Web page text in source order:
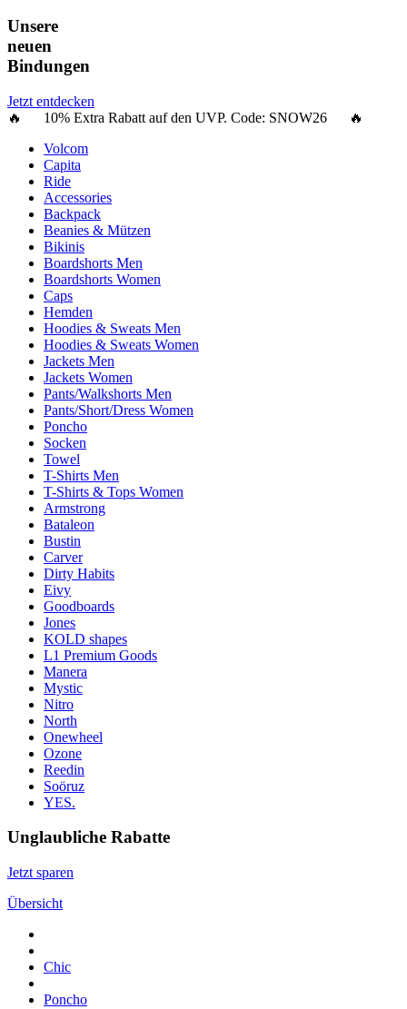
Unsere
neuen
Bindungen
Jetzt entdecken
🔥 10% Extra Rabatt auf den UVP. Code: SNOW26 🔥
Volcom
Capita
Ride
Accessories
Backpack
Beanies & Mützen
Bikinis
Boardshorts Men
Boardshorts Women
Caps
Hemden
Hoodies & Sweats Men
Hoodies & Sweats Women
Jackets Men
Jackets Women
Pants/Walkshorts Men
Pants/Short/Dress Women
Poncho
Socken
Towel
T-Shirts Men
T-Shirts & Tops Women
Armstrong
Bataleon
Bustin
Carver
Dirty Habits
Eivy
Goodboards
Jones
KOLD shapes
L1 Premium Goods
Manera
Mystic
Nitro
North
Onewheel
Ozone
Reedin
Soöruz
YES.
Unglaubliche Rabatte
Jetzt sparen
Übersicht
Chic
Poncho